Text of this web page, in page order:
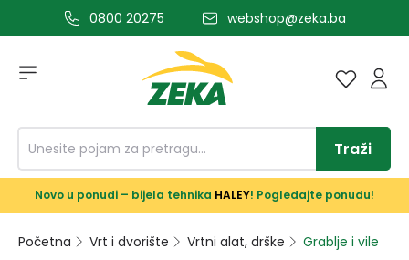
glavni sadržaj0800 20275 webshop@zeka.ba
Traži
Novo u ponudi – bijela tehnika HALEY! Pogledajte ponudu!
Početna Vrt i dvorište Vrtni alat, drške Grablje i vile